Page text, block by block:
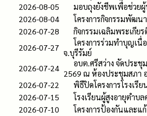
2026-08-05
มอบถุงยังชีพเพื่อช่วย
2026-08-04
โครงการกิจกรรมพัฒน
2026-07-28
กิจกรรมเฉลิมพระเกี
2026-07-27
โครงการร่วมทำบุญเ
จ.บุรีรัมย์
2026-07-24
อบต.ศรีสว่าง จัดประ
2569 ณ ห้องประชุมสภา
2026-07-22
พิธีปิดโครงการโรงเรี
2026-07-15
โรงเรียนผู้สูงอายุตำบ
2026-07-10
โครงการป้องกันและ